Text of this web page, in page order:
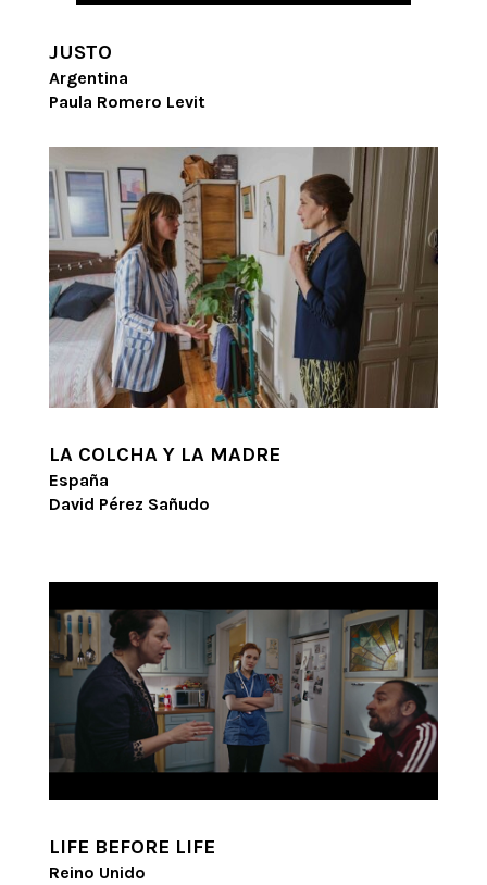
JUSTO
Argentina
Paula Romero Levit
LA COLCHA Y LA MADRE
España
David Pérez Sañudo
LIFE BEFORE LIFE
Reino Unido